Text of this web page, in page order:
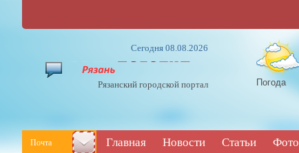
Сегодня 08.08.2026
Рязанский городской портал Погода
Почта Главная Новости Статьи Фото